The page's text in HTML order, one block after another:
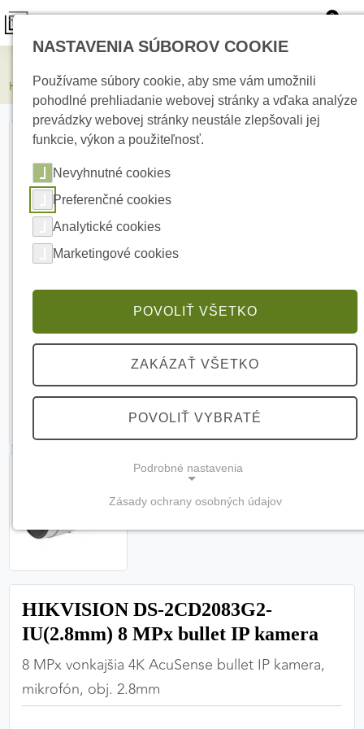
0
HIKVISION DS-2CD2083G2-IU(2.8mm) 8 MPx bullet IP kamera
HIKVISION DS-2CD2083G2-
IU(2.8mm) 8 MPx bullet IP kamera
8 MPx vonkajšia 4K AcuSense bullet IP kamera,
mikrofón, obj. 2.8mm
NASTAVENIA SÚBOROV COOKIE
Používame súbory cookie, aby sme vám umožnili
pohodlné prehliadanie webovej stránky a vďaka analýze
prevádzky webovej stránky neustále zlepšovali jej
funkcie, výkon a použiteľnosť.
Nevyhnutné cookies
Preferenčné cookies
Analytické cookies
Marketingové cookies
POVOLIŤ VŠETKO
ZAKÁZAŤ VŠETKO
POVOLIŤ VYBRATÉ
Podrobné nastavenia
(vždy aktívne, nemožno vypnúť)
Tieto cookies sú potrebné na správne fungovanie
zabezpečiť jej plnú funkčnosť.
Zásady ochrany osobných údajov